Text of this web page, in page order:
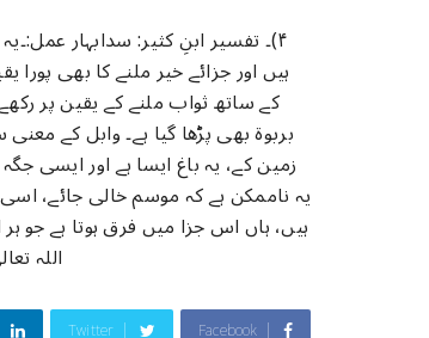
۴)۔ تفسیر ابنِ کثیر: سدابہار
ہیں اور جزائے خیر ملنے کا بھی
کے ساتھ ثواب ملنے کے یقین پر
بربوۃ بھی پڑھا گیا ہے۔ وابل کے
زمین کے، یہ باغ ایسا ہے اور ایسی
یہ ناممکن ہے کہ موسم خالی جائے،
ہیں، ہاں اس جزا میں فرق ہوتا ہے جو
اللہ
Facebook
Twitter